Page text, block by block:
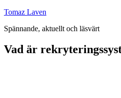
Hoppa
innehåll
Tomaz Laven
Spännande, aktuellt och läsvärt
Vad är